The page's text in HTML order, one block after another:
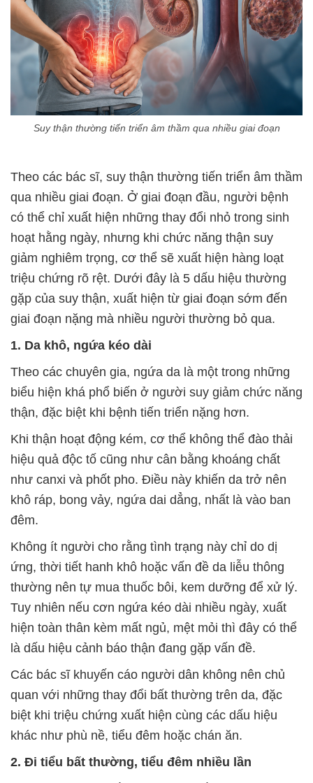
Suy thận thường tiến triển âm thầm qua nhiều giai đoạn
Theo các bác sĩ, suy thận thường tiến triển âm thầm
qua nhiều giai đoạn. Ở giai đoạn đầu, người bệnh
có thể chỉ xuất hiện những thay đổi nhỏ trong sinh
hoạt hằng ngày, nhưng khi chức năng thận suy
giảm nghiêm trọng, cơ thể sẽ xuất hiện hàng loạt
triệu chứng rõ rệt. Dưới đây là 5 dấu hiệu thường
gặp của suy thận, xuất hiện từ giai đoạn sớm đến
giai đoạn nặng mà nhiều người thường bỏ qua.
1. Da khô, ngứa kéo dài
Theo các chuyên gia, ngứa da là một trong những
biểu hiện khá phổ biến ở người suy giảm chức năng
thận, đặc biệt khi bệnh tiến triển nặng hơn.
Khi thận hoạt động kém, cơ thể không thể đào thải
hiệu quả độc tố cũng như cân bằng khoáng chất
như canxi và phốt pho. Điều này khiến da trở nên
khô ráp, bong vảy, ngứa dai dẳng, nhất là vào ban
đêm.
Không ít người cho rằng tình trạng này chỉ do dị
ứng, thời tiết hanh khô hoặc vấn đề da liễu thông
thường nên tự mua thuốc bôi, kem dưỡng để xử lý.
Tuy nhiên nếu cơn ngứa kéo dài nhiều ngày, xuất
hiện toàn thân kèm mất ngủ, mệt mỏi thì đây có thể
là dấu hiệu cảnh báo thận đang gặp vấn đề.
Các bác sĩ khuyến cáo người dân không nên chủ
quan với những thay đổi bất thường trên da, đặc
biệt khi triệu chứng xuất hiện cùng các dấu hiệu
khác như phù nề, tiểu đêm hoặc chán ăn.
2. Đi tiểu bất thường, tiểu đêm nhiều lần